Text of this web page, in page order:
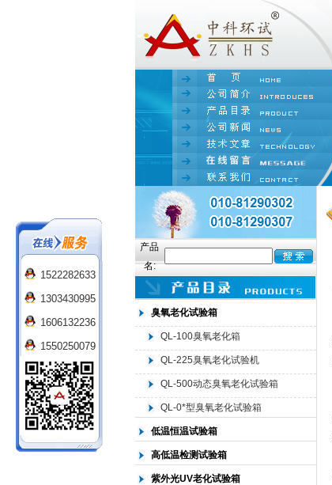
北京中科环试仪器有限公司
产品
名:
臭氧老化试验箱
QL-100臭氧老化箱
QL-225臭氧老化试验机
QL-500动态臭氧老化试验箱
QL-0*型臭氧老化试验箱
低温恒温试验箱
高低温检测试验箱
紫外光UV老化试验箱
1522282633
1303430995
1606132236
1550250079